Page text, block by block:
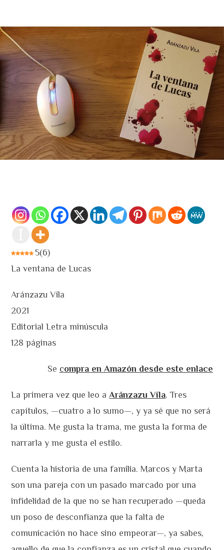
5(6)
La ventana de Lucas
Aránzazu Vila
2021
Editorial Letra minúscula
128 páginas
Se compra en Amazón desde este enlace
La primera vez que leo a Aránzazu Vila. Tres
capítulos, —cuatro a lo sumo—, y ya sé que no será
la última. Me gusta la trama, me gusta la forma de
narrarla y me gusta el estilo.
Cuenta la historia de una familia. Marcos y Marta
son una pareja con un pasado marcado por una
infidelidad de la que no se han recuperado —queda
un poso de desconfianza que la falta de
comunicación no hace sino empeorar—, ya sabes,